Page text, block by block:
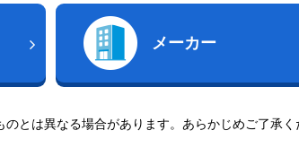
メーカー
とは異なる場合があります。あらかじめご了承く